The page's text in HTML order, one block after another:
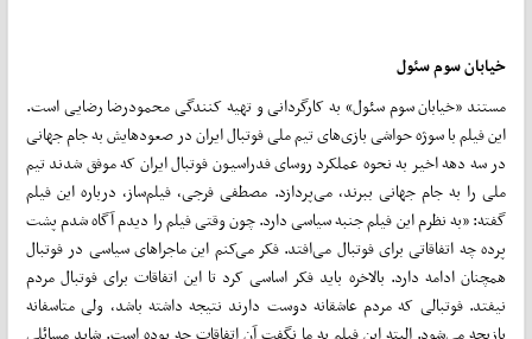
خیابان سوم سئول
مستند «خیابان سوم سئول» به کارگردانی و تهیه کنندگی محمودرضا رضایی است.
این فیلم با سوژه حواشی بازی‌های تیم ملی فوتبال ایران در صعودهایش به جام جهانی
در سه دهه اخیر به نحوه عملکرد روسای فدراسیون فوتبال ایران که موفق شدند تیم
ملی را به جام جهانی ببرند، می‌پردازد. مصطفی فرجی، فیلم‌ساز، درباره این فیلم
گفته: «به نظرم این فیلم جنبه سیاسی دارد. چون وقتی فیلم را دیدم آگاه شدم پشت
پرده چه اتفاقاتی برای فوتبال می‌افتد. فکر می‌کنم این ماجراهای سیاسی در فوتبال
همچنان ادامه دارد. بالاخره باید فکر اساسی کرد تا این اتفاقات برای فوتبال مردم
نیفتد. فوتبالی که مردم عاشقانه دوست دارند نتیجه داشته باشد، ولی متاسفانه